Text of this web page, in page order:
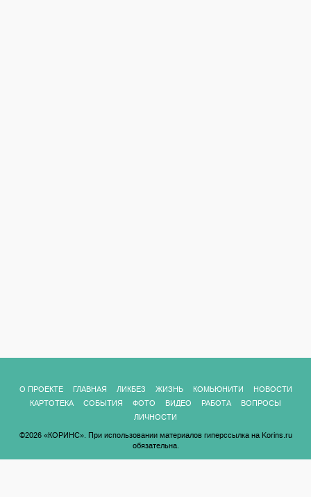
О ПРОЕКТЕ ГЛАВНАЯ ЛИКБЕЗ ЖИЗНЬ КОМЬЮНИТИ
НОВОСТИ
КАРТОТЕКА
СОБЫТИЯ ФОТО ВИДЕО РАБОТА
ВОПРОСЫ
ЛИЧНОСТИ
©2026 «КОРИНС». При использовании материалов гиперссылка на Korins.ru
обязательна.